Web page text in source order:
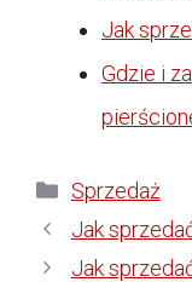
Jak
Gdzie i
Kategorie
Sprzedaż
Jak
Jak